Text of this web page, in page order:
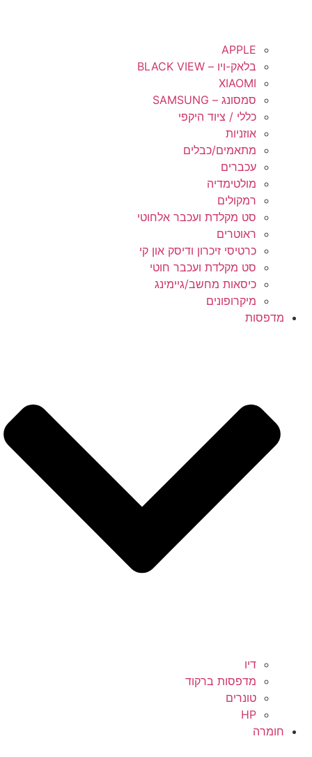
APPLE
בלאק-ויו – BLACK VIEW
XIAOMI
סמסונג – SAMSUNG
כללי / ציוד היקפי
אוזניות
מתאמים/כבלים
עכברים
מולטימדיה
רמקולים
סט מקלדת ועכבר אלחוטי
ראוטרים
כרטיסי זיכרון ודיסק און קי
סט מקלדת ועכבר חוטי
כיסאות מחשב/גיימינג
מיקרופונים
מדפסות
דיו
מדפסות ברקוד
טונרים
HP
חומרה